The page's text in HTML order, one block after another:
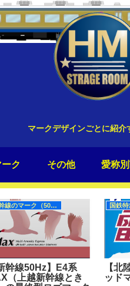
マークデザインごとに紹介
ク その他 愛称
新幹線のマーク（50Hz）
幹線50Hz】E4系
（上越新幹線とき
国鉄特
【北
ッド